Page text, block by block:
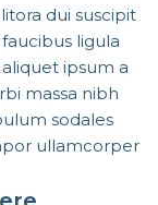
dui suscipit
ligula
ipsum a
massa nibh
sodales
ullamcorper